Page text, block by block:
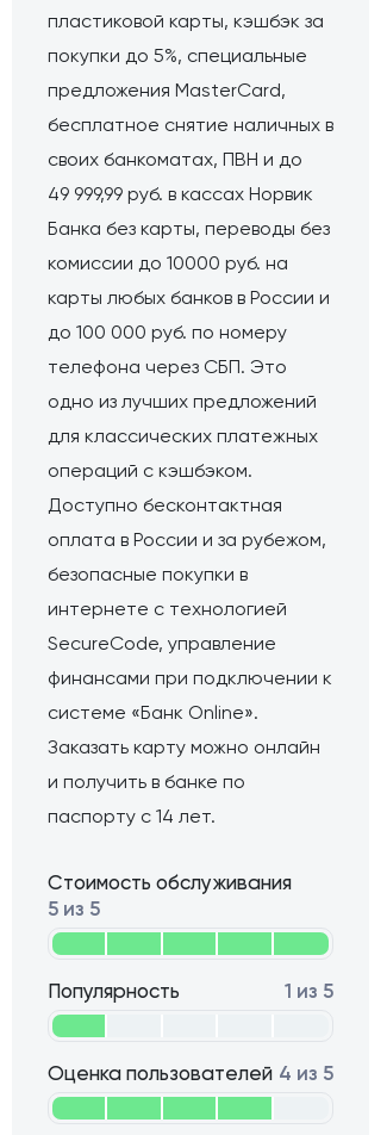
пластиковой карты, кэшбэк за
покупки до 5%, специальные
предложения MasterCard,
бесплатное снятие наличных в
своих банкоматах, ПВН и до
49 999,99 руб. в кассах Норвик
Банка без карты, переводы без
комиссии до 10000 руб. на
карты любых банков в России и
до 100 000 руб. по номеру
телефона через СБП. Это
одно из лучших предложений
для классических платежных
операций с кэшбэком.
Доступно бесконтактная
оплата в России и за рубежом,
безопасные покупки в
интернете с технологией
SecureCode, управление
финансами при подключении к
системе «Банк Online».
Заказать карту можно онлайн
и получить в банке по
паспорту с 14 лет.
Стоимость обслуживания
5 из 5
Популярность 1 из 5
Оценка пользователей 4 из 5